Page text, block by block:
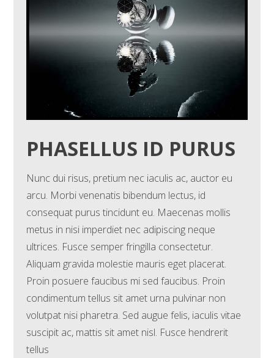
PHASELLUS ID PURUS
Nunc dui risus, pretium nec iaculis ac, auctor eu
arcu. Morbi venenatis bibendum lectus, id
consequat purus tincidunt eu. Maecenas mollis
metus in nisi imperdiet nec adipiscing neque
ultrices. Fusce semper fringilla consectetur.
Aliquam gravida molestie mauris eget placerat.
Proin posuere faucibus mi sed faucibus. Proin
condimentum tellus sit amet urna pulvinar non
volutpat nisi pharetra. Sed augue felis, iaculis vitae
suscipit ac, mattis sit amet nisl. Fusce hendrerit
tellus